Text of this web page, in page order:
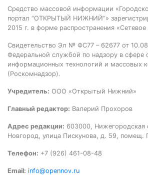
Средство массовой информации
портал “ОТКРЫТЫЙ НИЖНИЙ”»
2015 г. в форме распространения «Сетевое
Свидетельство Эл № ФС77 – 62677 от
Федеральной службой по надзору в сфере
информационных технологий и массовых
(Роскомнадзор).
Учредитель: ООО «Открытый Нижний»
Главный редактор: Валерий Прохоров
Адрес редакции: 603000, Нижегородская
Новгород, улица Пискунова, д. 59, помещ.
Телефон: +7 (926) 461-08-48
Email: info@opennov.ru